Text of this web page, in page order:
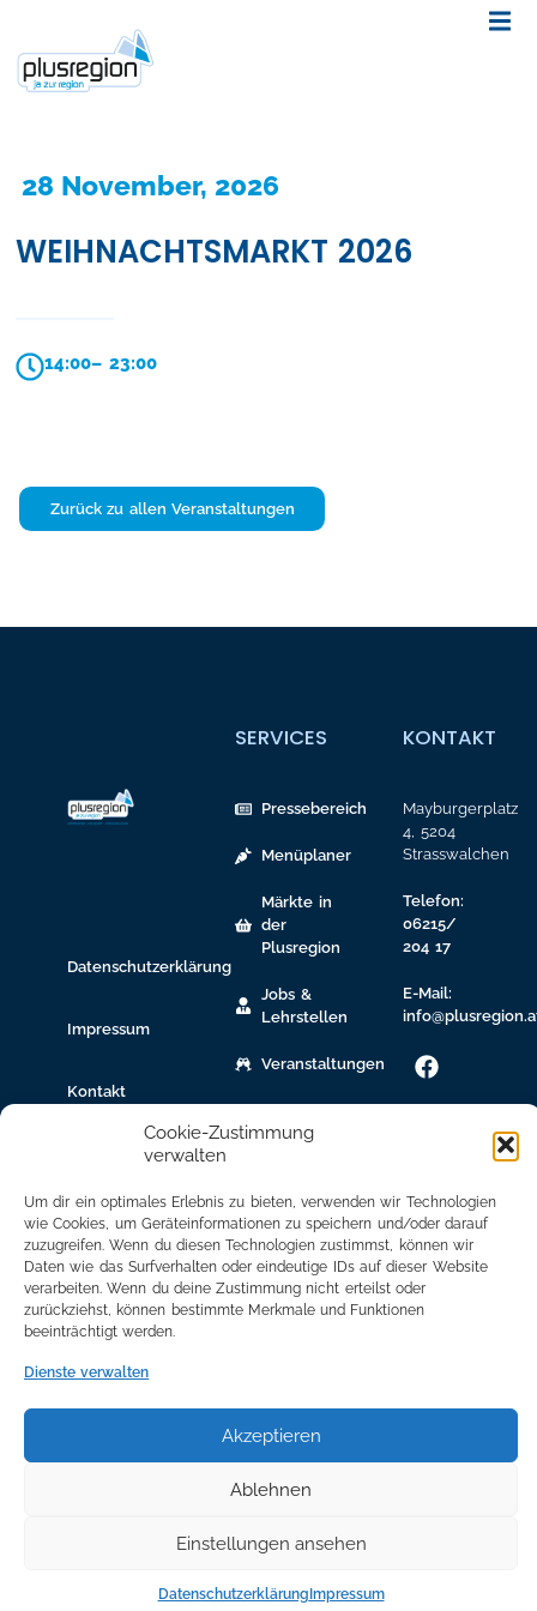
Cookie-Zustimmung
verwalten
Um dir ein optimales Erlebnis zu bieten, verwenden wir Technologien
wie Cookies, um Geräteinformationen zu speichern und/oder darauf
zuzugreifen. Wenn du diesen Technologien zustimmst, können wir
Daten wie das Surfverhalten oder eindeutige IDs auf dieser Website
verarbeiten. Wenn du deine Zustimmung nicht erteilst oder
zurückziehst, können bestimmte Merkmale und Funktionen
beeinträchtigt werden.
Dienste verwalten
Akzeptieren
Ablehnen
Einstellungen ansehen
Datenschutzerklärung Impressum
28 November, 2026
WEIHNACHTSMARKT 2026
14:00– 23:00
Zurück zu allen Veranstaltungen
Datenschutzerklärung
Impressum
Kontakt
SERVICES
Pressebereich
Menüplaner
Märkte in
der
Plusregion
Jobs &
Lehrstellen
Veranstaltungen
Immobilien
Newsletter
Anmeldung
Mitglied
werden
KONTAKT
Mayburgerplatz
4, 5204
Strasswalchen
Telefon:
06215/
204 17
E-Mail: